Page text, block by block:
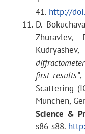
Разрешение
детекторов
2 Å)
2θ = 140°
2θ = ± 90°
41. http://
D.
Zhuravlev,
first results”,
Scattering
München,
Science &
s86-s88.